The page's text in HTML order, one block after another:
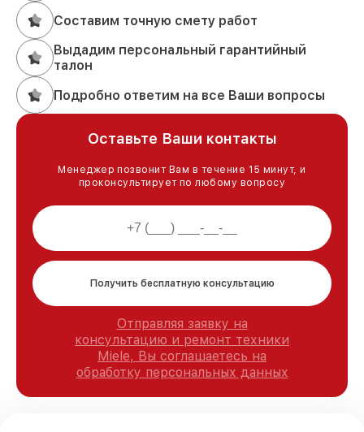
Составим точную смету работ
Выдадим персональный гарантийный
талон
Подробно ответим на все Ваши вопросы
Оставьте Ваши контакты
Менеджер позвонит Вам в течение 15 минут, и
проконсультирует по любому вопросу
Получить бесплатную консультацию
Отправляя заявку на
консультацию и ремонт техники
Miele, Вы соглашаетесь на
обработку персональных данных